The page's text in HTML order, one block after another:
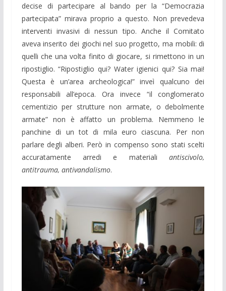
decise di partecipare al bando per la “Democrazia
partecipata” mirava proprio a questo. Non prevedeva
interventi invasivi di nessun tipo. Anche il Comitato
aveva inserito dei giochi nel suo progetto, ma mobili: di
quelli che una volta finito di giocare, si rimettono in un
ripostiglio. “Ripostiglio qui? Water igienici qui? Sia mai!
Questa è un’area archeologica!” inveì qualcuno dei
responsabili all’epoca. Ora invece “il conglomerato
cementizio per strutture non armate, o debolmente
armate” non è affatto un problema. Nemmeno le
panchine di un tot di mila euro ciascuna. Per non
parlare degli alberi. Però in compenso sono stati scelti
accuratamente arredi e materiali antiscivolo,
antitrauma, antivandalismo.